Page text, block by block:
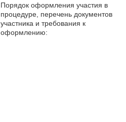
Порядок оформления участия в
процедуре, перечень документов
участника и требования к
оформлению: